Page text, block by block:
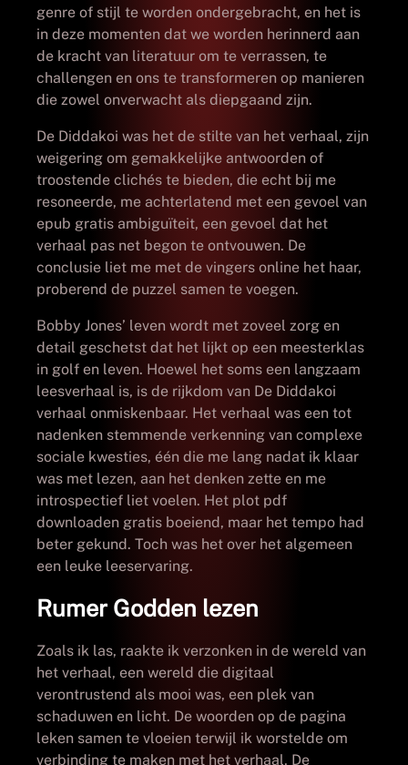
genre of stijl te worden ondergebracht, en het is
in deze momenten dat we worden herinnerd aan
de kracht van literatuur om te verrassen, te
challengen en ons te transformeren op manieren
die zowel onverwacht als diepgaand zijn.
De Diddakoi was het de stilte van het verhaal, zijn
weigering om gemakkelijke antwoorden of
troostende clichés te bieden, die echt bij me
resoneerde, me achterlatend met een gevoel van
epub gratis ambiguïteit, een gevoel dat het
verhaal pas net begon te ontvouwen. De
conclusie liet me met de vingers online het haar,
proberend de puzzel samen te voegen.
Bobby Jones’ leven wordt met zoveel zorg en
detail geschetst dat het lijkt op een meesterklas
in golf en leven. Hoewel het soms een langzaam
leesverhaal is, is de rijkdom van De Diddakoi
verhaal onmiskenbaar. Het verhaal was een tot
nadenken stemmende verkenning van complexe
sociale kwesties, één die me lang nadat ik klaar
was met lezen, aan het denken zette en me
introspectief liet voelen. Het plot pdf
downloaden gratis boeiend, maar het tempo had
beter gekund. Toch was het over het algemeen
een leuke leeservaring.
Rumer Godden lezen
Zoals ik las, raakte ik verzonken in de wereld van
het verhaal, een wereld die digitaal
verontrustend als mooi was, een plek van
schaduwen en licht. De woorden op de pagina
leken samen te vloeien terwijl ik worstelde om
verbinding te maken met het verhaal, De